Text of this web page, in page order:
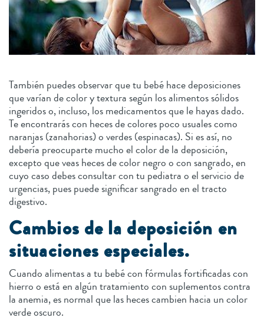
También puedes observar que tu bebé hace deposiciones
que varían de color y textura según los alimentos sólidos
ingeridos o, incluso, los medicamentos que le hayas dado.
Te encontrarás con heces de colores poco usuales como
naranjas (zanahorias) o verdes (espinacas). Si es así, no
debería preocuparte mucho el color de la deposición,
excepto que veas heces de color negro o con sangrado, en
cuyo caso debes consultar con tu pediatra o el servicio de
urgencias, pues puede significar sangrado en el tracto
digestivo.
Cambios de la deposición en
situaciones especiales.
Cuando alimentas a tu bebé con fórmulas fortificadas con
hierro o está en algún tratamiento con suplementos contra
la anemia, es normal que las heces cambien hacia un color
verde oscuro.